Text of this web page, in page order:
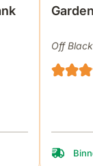
Off Black